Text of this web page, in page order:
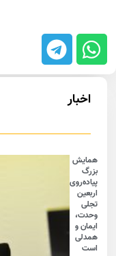
اخبار
همایش
بزرگ
پیاده‌روی
اربعین
تجلی
وحدت،
ایمان و
همدلی
است